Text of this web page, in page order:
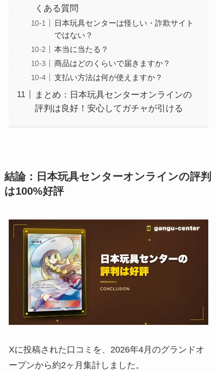
くある質問
日本玩具センターは怪しい・詐欺サイト
ではない？
本当に当たる？
商品はどのくらいで届きますか？
支払い方法は何が使えますか？
まとめ：日本玩具センターオンラインの
評判は良好！安心してガチャが引ける
結論：日本玩具センターオンラインの評判
は100%好評
Xに投稿された口コミを、2026年4月のグランドオ
ープンから約2ヶ月集計しました。